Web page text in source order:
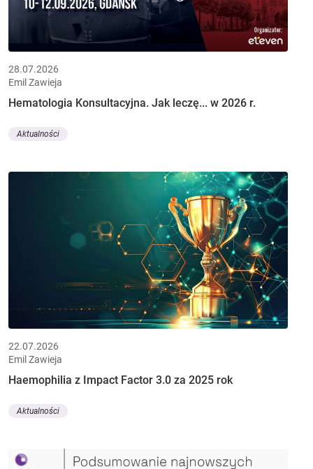
28.07.2026
Emil Zawieja
Hematologia Konsultacyjna. Jak leczę... w 2026 r.
Aktualności
22.07.2026
Emil Zawieja
Haemophilia z Impact Factor 3.0 za 2025 rok
Aktualności